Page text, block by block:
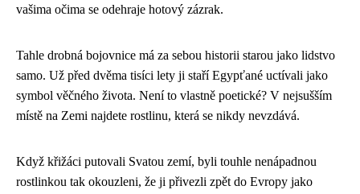
vašima očima se odehraje hotový zázrak.
Tahle drobná bojovnice má za sebou historii starou jako lidstvo
samo. Už před dvěma tisíci lety ji staří Egypťané uctívali jako
symbol věčného života. Není to vlastně poetické? V nejsušším
místě na Zemi najdete rostlinu, která se nikdy nevzdává.
Když křižáci putovali Svatou zemí, byli touhle nenápadnou
rostlinkou tak okouzleni, že ji přivezli zpět do Evropy jako